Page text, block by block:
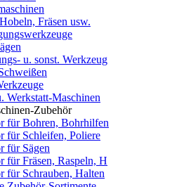
Fräsen usw.
u. sonst. Werkzeug
Werkstatt-Maschinen
Zubehör
für Bohren, Bohrhilfen
für Schleifen, Poliere
für Sägen
für Fräsen, Raspeln, H
für Schrauben, Halten